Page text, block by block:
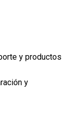
y productos
y